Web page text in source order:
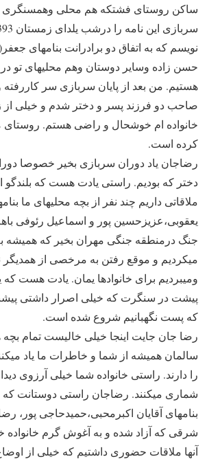
ساکن روستای فشتکه هم محلی وهمسنگری
نویسم که به اتفاق دو برادرانت بنامهای
حسن زاده وسایر دوستان وهم محلیهای تو
هستیم. من بعد از پایان سربازی سر کاررفته
صاحب دو فرزند پسر و دختر شدم و خیلی از
خانواده ام خوشحال و راضی هستم. روستای
کرده است.
رضاجان یاد دوران سربازی بخیر خصوصا
دختر که بودیم. راستی یادت هست که بلندگو
ملاقاتی داریم چند نفر از بچه محلیهای ما
یعقوبی،عزیزحسین پور و اسماعیل رئوفی
جنگ درمنطقه جنگی مهران بخیر که
میکردیم و موقع رفتن به مرخصی از همدیگر
ومیبردیم برای خانوادها یمان. یادت هست که
پیشت در سنگرت که خیلی اصرار داشتی
که پست نگهبانیم شروع شده است.
رضا جان جایت اینجا خیلی خالیست تمام
سالمان همیشه از شما و خاطرات ما یاد
را دارند. راستی خانواده شما خیلی آرزوی
شماری میکنند. رضاجان راستی دوستانت که
بنامهای آقایان اکبرمحبی،حمیدحاجی پور،
شرقی که آزاد شده و به آغوش گرم خانواده
آنها ملاقات حضوری داشتیم که خیلی از